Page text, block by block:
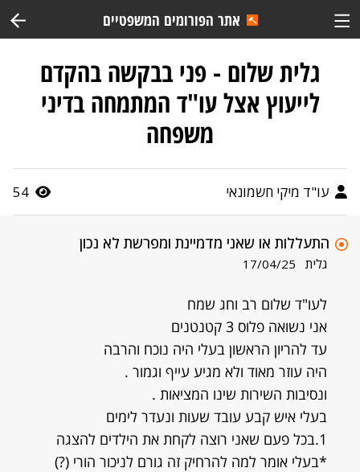
אתר הפורומים המשפטיים
גלית שלום - פני בבקשה בהקדם
לייעוץ אצל עו"ד המתמחה בדיני
משפחה
עו"ד מיקי חשמונאי 54
התעללות או שאני מדמיינת ומפרשת לא נכון
גלית 17/04/25
לעו"ד שלום רב וחג שמח
אני נשואה פלוס 3 קטנטנים
עד להריון הראשון בעלי היה נוכח והרבה
היה עוזר מאוד ולא מגיע עייף וגמור .
ונסיבות השירות שינו המציאות .
בעלי איש קבע עובד שעות ונעדר לימים
1.בכל פעם שאני רוצה לקחת את הילדים להצגה
*בעלי אומר למה להרחיק זה גורם לניכור הורי (?)